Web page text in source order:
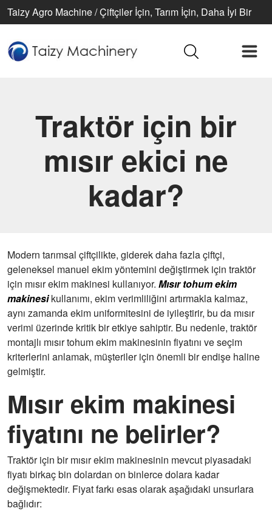
Taizy Agro Machine / Çiftçiler İçin, Tarım İçin, Daha İyi Bir
Traktör için bir
mısır ekici ne
kadar?
Modern tarımsal çiftçilikte, giderek daha fazla çiftçi,
geleneksel manuel ekim yöntemini değiştirmek için traktör
için mısır ekim makinesi kullanıyor. Mısır tohum ekim
makinesikullanımı, ekim verimliliğini artırmakla kalmaz,
aynı zamanda ekim uniformitesini de iyileştirir, bu da mısır
verimi üzerinde kritik bir etkiye sahiptir. Bu nedenle, traktör
montajlı mısır tohum ekim makinesinin fiyatını ve seçim
kriterlerini anlamak, müşteriler için önemli bir endişe haline
gelmiştir.
Mısır ekim makinesi
fiyatını ne belirler?
Traktör için bir mısır ekim makinesinin mevcut piyasadaki
fiyatı birkaç bin dolardan on binlerce dolara kadar
değişmektedir. Fiyat farkı esas olarak aşağıdaki unsurlara
bağlıdır: